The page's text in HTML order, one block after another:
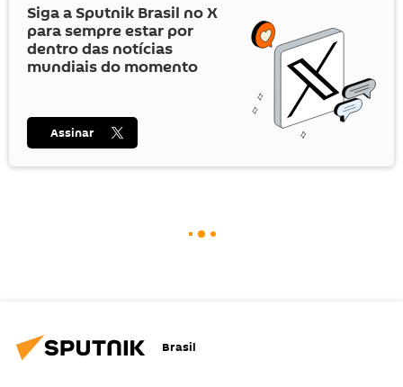
Siga a Sputnik Brasil noX
para sempre estar por
dentro das notícias
mundiais do momento
Assinar
Brasil